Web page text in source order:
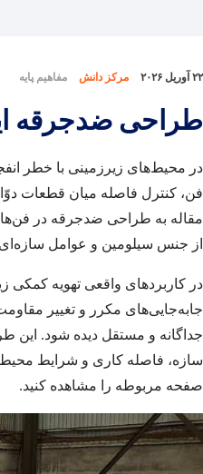
۲۲ آوریل ۲۰۲۶ مرکز دانش مفاهیم پایه
طراحی ضدجرقه
در محیط‌های زیرزمینی با خطر
فن، کنترل فاصله میان قطعات
مقاله به طراحی ضدجرقه در
از جنس سیلومین و عوامل سازه‌ای
در کاربردهای واقعی تهویه
جابه‌جایی‌های مکرر و تغییر
جداگانه و مستقل دیده شود. این
سازه، فاصله کاری و شرایط
صفحه مربوطه را مشاهده کنید.